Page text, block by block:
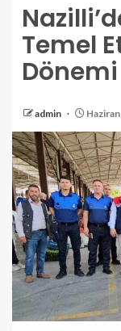
Temel
Dönemi
admin